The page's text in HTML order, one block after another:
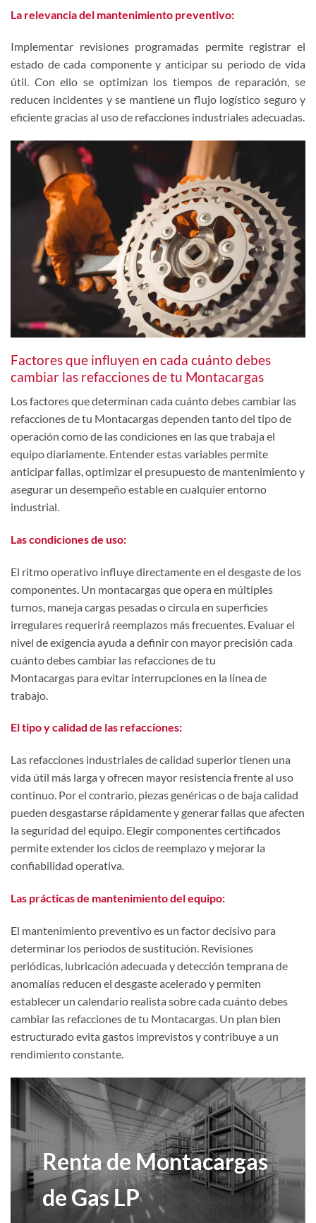
La relevancia del mantenimiento preventivo:
Implementar revisiones programadas permite registrar el
estado de cada componente y anticipar su periodo de vida
útil. Con ello se optimizan los tiempos de reparación, se
reducen incidentes y se mantiene un flujo logístico seguro y
eficiente gracias al uso de refacciones industriales adecuadas.
Factores que influyen en cada cuánto debes
cambiar las refacciones de tu Montacargas
Los factores que determinan cada cuánto debes cambiar las
refacciones de tu Montacargasdependen tanto del tipo de
operación como de las condiciones en las que trabaja el
equipo diariamente. Entender estas variables permite
anticipar fallas, optimizar el presupuesto de mantenimiento y
asegurar un desempeño estable en cualquier entorno
industrial.
Las condiciones de uso:
El ritmo operativo influye directamente en el desgaste de los
componentes. Un montacargas que opera en múltiples
turnos, maneja cargas pesadas o circula en superficies
irregulares requerirá reemplazos más frecuentes. Evaluar el
nivel de exigencia ayuda a definir con mayor precisión cada
cuánto debes cambiar las refacciones de tu
Montacargas para evitar interrupciones en la línea de
trabajo.
El tipo y calidad de las refacciones:
Las refacciones industriales de calidad superior tienen una
vida útil más larga y ofrecen mayor resistencia frente al uso
continuo. Por el contrario, piezas genéricas o de baja calidad
pueden desgastarse rápidamente y generar fallas que afecten
la seguridad del equipo. Elegir componentes certificados
permite extender los ciclos de reemplazo y mejorar la
confiabilidad operativa.
Las prácticas de mantenimiento del equipo:
El mantenimiento preventivo es un factor decisivo para
determinar los periodos de sustitución. Revisiones
periódicas, lubricación adecuada y detección temprana de
anomalías reducen el desgaste acelerado y permiten
establecer un calendario realista sobre cada cuánto debes
cambiar las refacciones de tu Montacargas. Un plan bien
estructurado evita gastos imprevistos y contribuye a un
rendimiento constante.
Renta de Montacargas
de Gas LP